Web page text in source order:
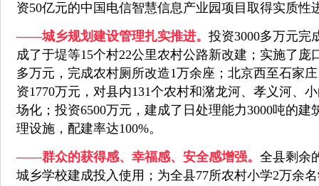
资50亿元的中国电信智慧信息产业园项目取得实质性
——城乡规划建设管理扎实推进。 投资3000多万元完
成了于堤等15个村22公里农村公路新改建；实施了
多万元，完成农村厕所改造1万余座；北京西至石家
资1770万元，对县内131个农村和潴龙河、孝义河、
场化；投资6500万元，建成了日处理能力3000吨的
理设施，配建率达100%。
——群众的获得感、幸福感、安全感增强。 全县剩余
城乡学校建成投入使用；为全县77所农村小学2万余